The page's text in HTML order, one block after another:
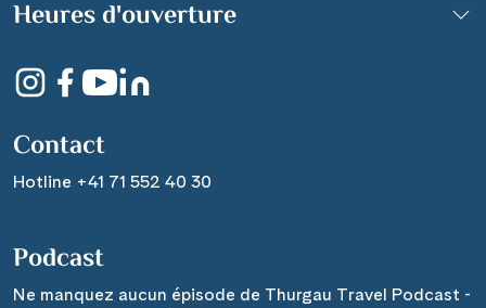
© SPSG / Reinhardt & Sommer,
Heures d'ouverture
Contact
Hotline +41 71 552 40 30
Podcast
Ne manquez aucun épisode de Thurgau Travel Podcast -